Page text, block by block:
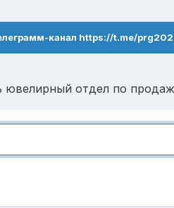
канал https://t.me/
ювелирный отдел по